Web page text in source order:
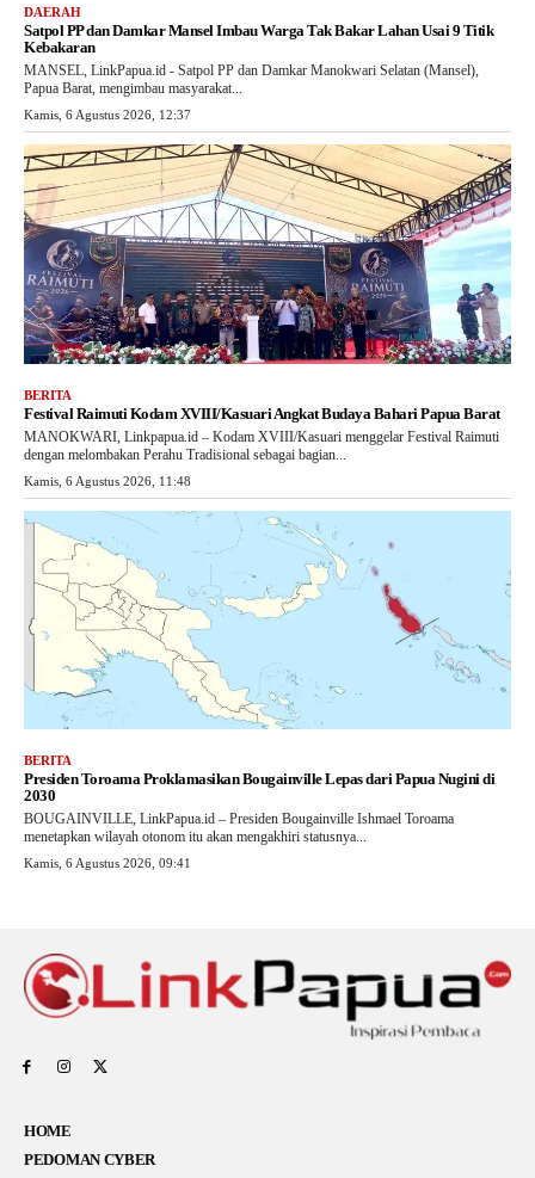
DAERAH
Satpol PP dan Damkar Mansel Imbau Warga Tak Bakar Lahan Usai 9 Titik
Kebakaran
MANSEL, LinkPapua.id - Satpol PP dan Damkar Manokwari Selatan (Mansel),
Papua Barat, mengimbau masyarakat...
Kamis, 6 Agustus 2026, 12:37
BERITA
Festival Raimuti Kodam XVIII/Kasuari Angkat Budaya Bahari Papua Barat
MANOKWARI, Linkpapua.id – Kodam XVIII/Kasuari menggelar Festival Raimuti
dengan melombakan Perahu Tradisional sebagai bagian...
Kamis, 6 Agustus 2026, 11:48
BERITA
Presiden Toroama Proklamasikan Bougainville Lepas dari Papua Nugini di
2030
BOUGAINVILLE, LinkPapua.id – Presiden Bougainville Ishmael Toroama
menetapkan wilayah otonom itu akan mengakhiri statusnya...
Kamis, 6 Agustus 2026, 09:41
HOME
PEDOMAN CYBER